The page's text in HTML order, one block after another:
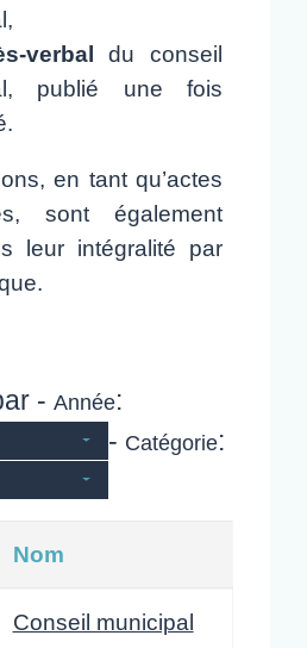
verbaldu conseil
publié une fois
en tant qu’actes
sont également
leur intégralité par
-Année:
- Catégorie:
Nom
Conseil municipal